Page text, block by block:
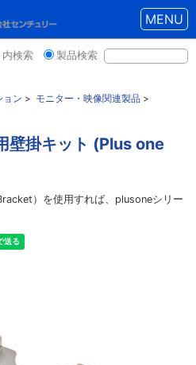
MENU
内検索 製品検索
ョン > モニター・映像関連製品 >
壁掛キット (Plus one
）を使用すれば、plusoneシリー